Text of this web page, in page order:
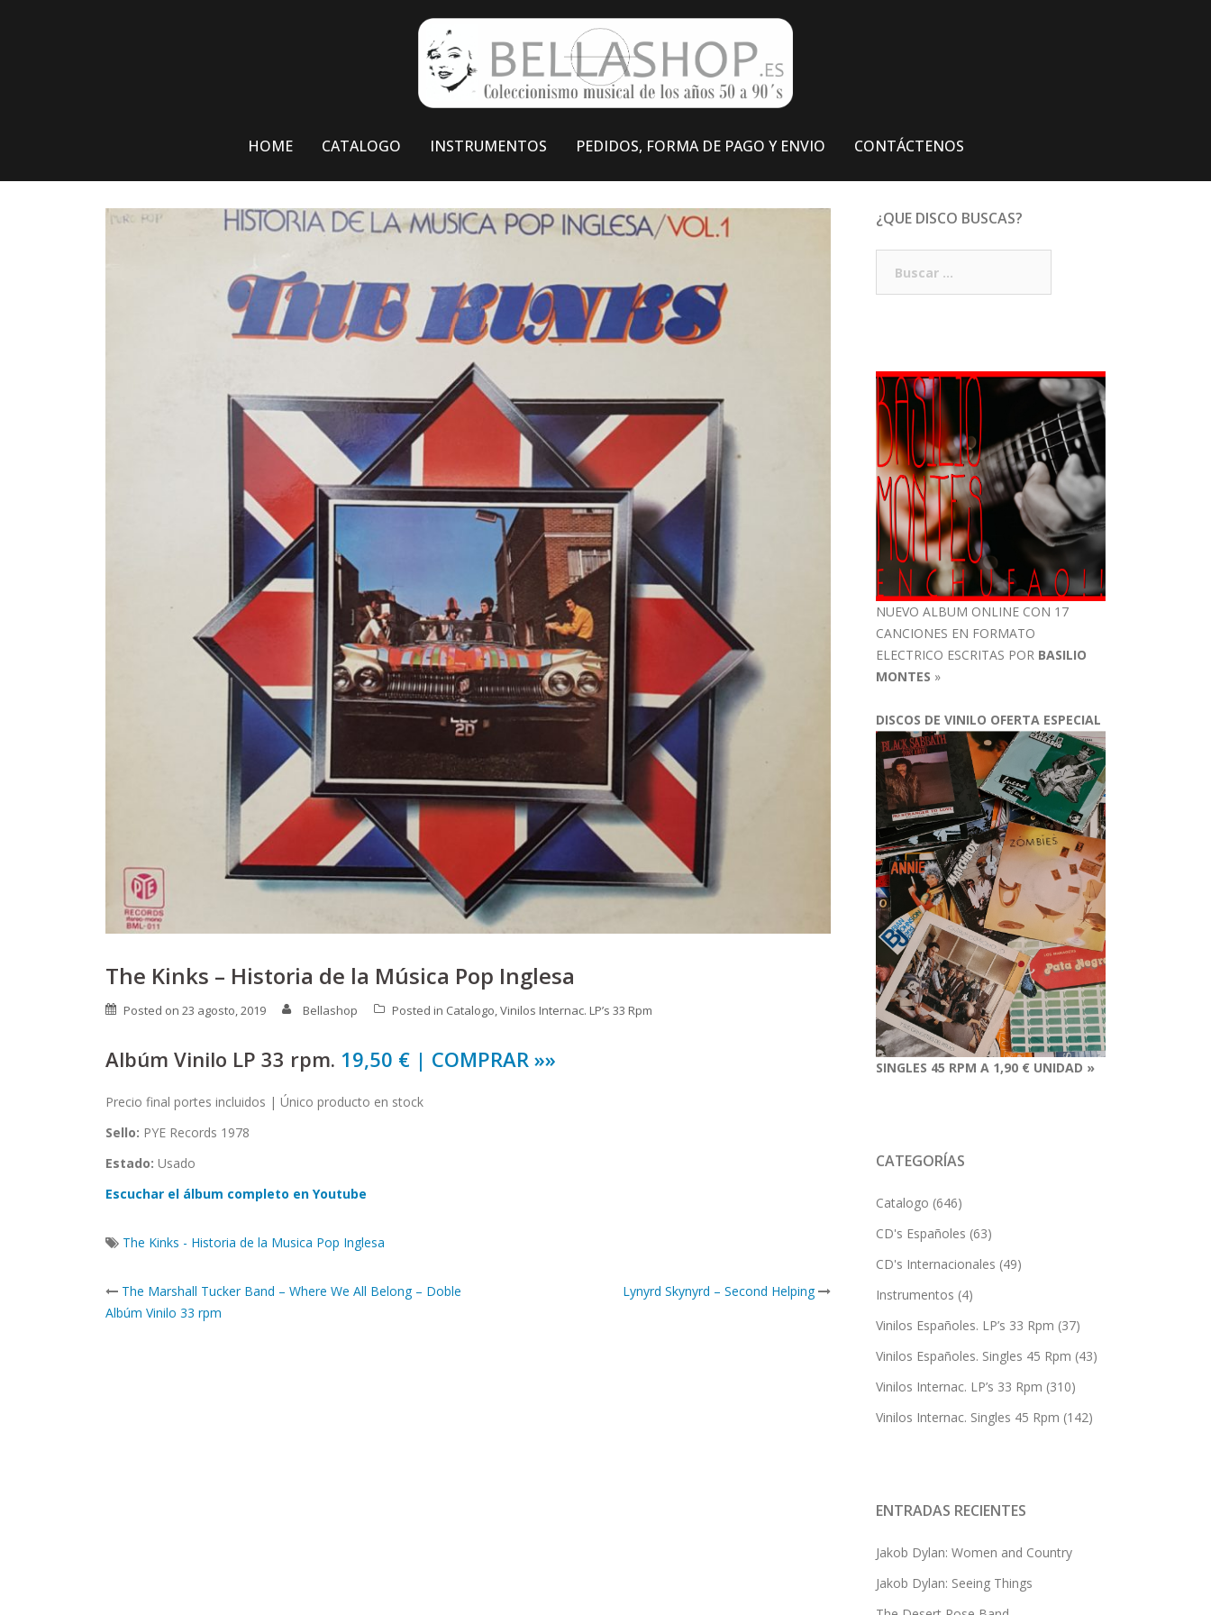
HOME CATALOGO INSTRUMENTOS PEDIDOS, FORMA DE PAGO Y ENVIO CONTÁCTENOS
The Kinks – Historia de la Música Pop Inglesa
Posted on 23 agosto, 2019 Bellashop Posted in Catalogo,Vinilos Internac. LP’s 33 Rpm
Albúm Vinilo LP 33 rpm. 19,50 € | COMPRAR »»
Precio final portes incluidos | Único producto en stock
Sello: PYE Records 1978
Estado: Usado
Escuchar el álbum completo en Youtube
The Kinks - Historia de la Musica Pop Inglesa
Post
navigation
The Marshall Tucker Band – Where We All Belong – Doble
Albúm Vinilo 33 rpm
Lynyrd Skynyrd – Second Helping
¿QUE DISCO BUSCAS?
NUEVO ALBUM ONLINE CON 17
CANCIONES EN FORMATO
ELECTRICO ESCRITAS POR BASILIO
MONTES »
DISCOS DE VINILO OFERTA ESPECIAL
SINGLES 45 RPM A 1,90 € UNIDAD »
CATEGORÍAS
Catalogo (646)
CD's Españoles (63)
CD's Internacionales (49)
Instrumentos (4)
Vinilos Españoles. LP’s 33 Rpm (37)
Vinilos Españoles. Singles 45 Rpm (43)
Vinilos Internac. LP’s 33 Rpm (310)
Vinilos Internac. Singles 45 Rpm (142)
ENTRADAS RECIENTES
Jakob Dylan: Women and Country
Jakob Dylan: Seeing Things